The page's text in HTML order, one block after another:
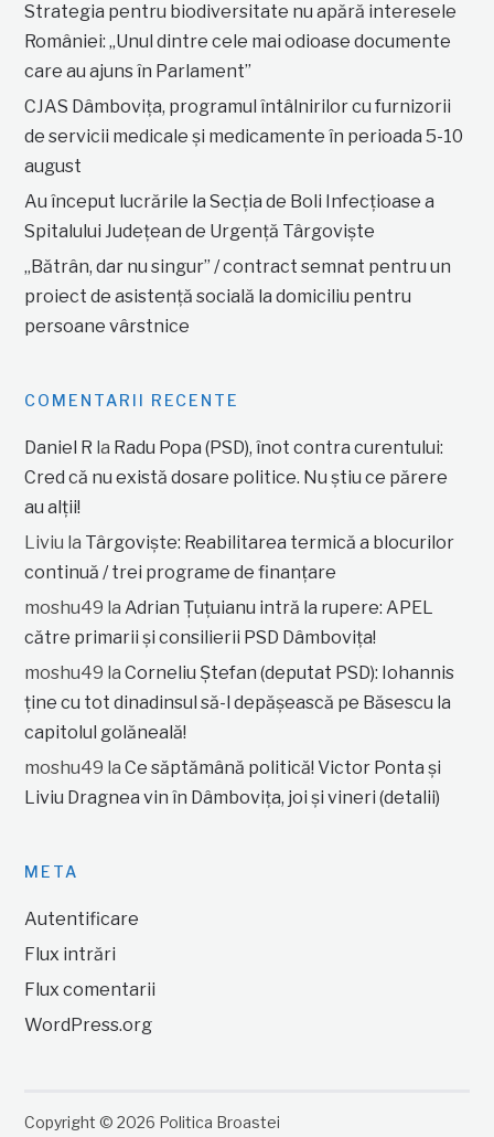
Strategia pentru biodiversitate nu apără interesele
României: „Unul dintre cele mai odioase documente
care au ajuns în Parlament”
CJAS Dâmbovița, programul întâlnirilor cu furnizorii
de servicii medicale și medicamente în perioada 5-10
august
Au început lucrările la Secția de Boli Infecțioase a
Spitalului Județean de Urgență Târgoviște
„Bătrân, dar nu singur” / contract semnat pentru un
proiect de asistență socială la domiciliu pentru
persoane vârstnice
COMENTARII RECENTE
Daniel R la Radu Popa (PSD), înot contra curentului:
Cred că nu există dosare politice. Nu știu ce părere
au alții!
Liviu la Târgoviște: Reabilitarea termică a blocurilor
continuă / trei programe de finanțare
moshu49 laAdrian Țuțuianu intră la rupere: APEL
către primarii și consilierii PSD Dâmbovița!
moshu49 laCorneliu Ștefan (deputat PSD): Iohannis
ține cu tot dinadinsul să-l depășească pe Băsescu la
capitolul golăneală!
moshu49 laCe săptămână politică! Victor Ponta și
Liviu Dragnea vin în Dâmbovița, joi și vineri (detalii)
META
Autentificare
Flux intrări
Flux comentarii
WordPress.org
Copyright © 2026 Politica Broastei